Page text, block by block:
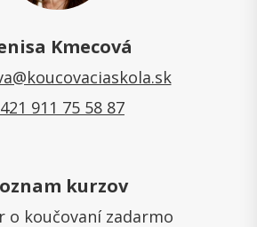
Kmecová
911 75 58 87
kurzov
o koučovaní zadarmo